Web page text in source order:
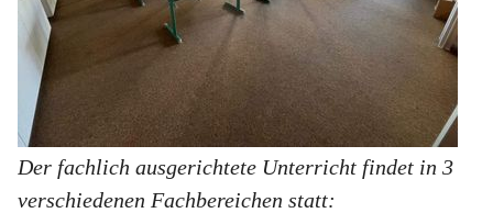
Der fachlich ausgerichtete Unterricht findet in 3
verschiedenen Fachbereichen statt: